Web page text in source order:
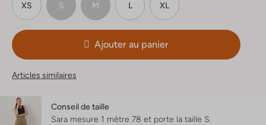
XS S M L XL
Ajouter au panier
Articles similaires
Conseil de taille
Sara mesure 1 mètre 78 et porte la taille S.